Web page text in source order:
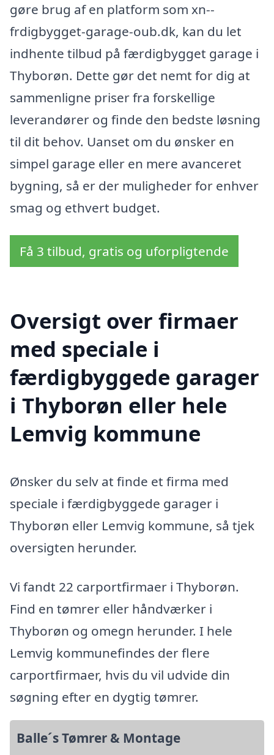
gøre brug af en platform som xn--
frdigbygget-garage-oub.dk, kan du let
indhente tilbud på færdigbygget garage i
Thyborøn. Dette gør det nemt for dig at
sammenligne priser fra forskellige
leverandører og finde den bedste løsning
til dit behov. Uanset om du ønsker en
simpel garage eller en mere avanceret
bygning, så er der muligheder for enhver
smag og ethvert budget.
Få 3 tilbud, gratis og uforpligtende
Oversigt over firmaer
med speciale i
færdigbyggede garager
i Thyborøn eller hele
Lemvig kommune
Ønsker du selv at finde et firma med
speciale i færdigbyggede garager i
Thyborøn eller Lemvig kommune, så tjek
oversigten herunder.
Vi fandt 22 carportfirmaer i Thyborøn.
Find en tømrer eller håndværker i
Thyborøn og omegn herunder. I hele
Lemvig kommunefindes der flere
carportfirmaer, hvis du vil udvide din
søgning efter en dygtig tømrer.
Balle´s Tømrer & Montage